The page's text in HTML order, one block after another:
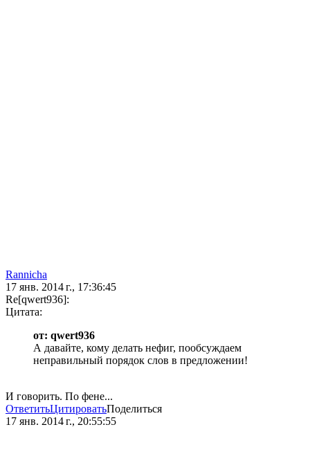
Rannicha
17 янв. 2014 г., 17:36:45
Re[qwert936]:
Цитата:
от: qwert936
А давайте, кому делать нефиг, пообсуждаем
неправильный порядок слов в предложении!
И говорить. По фене...
ОтветитьЦитироватьПоделиться
17 янв. 2014 г., 20:55:55